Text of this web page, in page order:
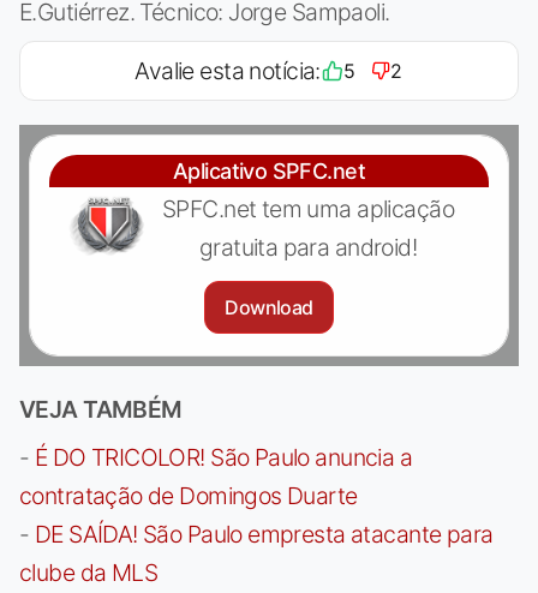
E.Gutiérrez. Técnico: Jorge Sampaoli.
Avalie esta notícia: 5 2
Aplicativo SPFC.net
SPFC.net tem uma aplicação
gratuita para android!
Download
VEJA TAMBÉM
- É DO TRICOLOR! São Paulo anuncia a
contratação de Domingos Duarte
- DE SAÍDA! São Paulo empresta atacante para
clube da MLS